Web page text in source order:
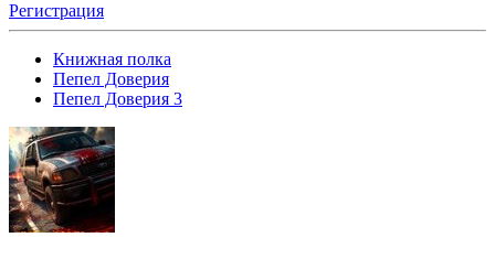
Регистрация
Книжная полка
Пепел Доверия
Пепел Доверия 3